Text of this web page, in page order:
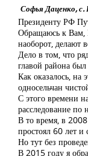
Софья Даценко, с.
Президенту РФ
Обращаюсь к Вам,
наоборот, делают
Дело в том, что
главой района
Как оказалось, на
односельчан
С этого времени
расследование по
В то время, в
простоял 60 лет и
Но тут без
В 2015 году я